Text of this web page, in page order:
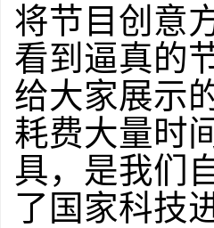
将节目创意
看到逼真的
给大家展示
耗费大量时
具，是我们
了国家科技